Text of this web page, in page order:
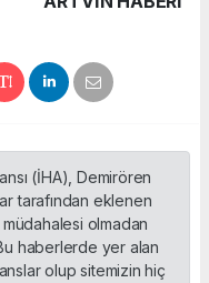
(İHA), Demirören
tarafından eklenen
olmadan
haberlerde yer alan
olup sitemizin hiç